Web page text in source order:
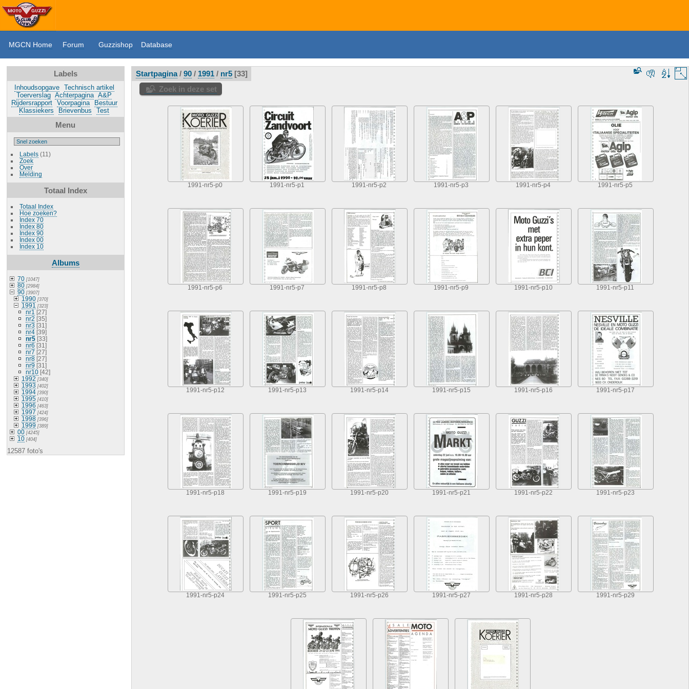
MGCN Home Forum Guzzishop Database
Labels
Inhoudsopgave
Technisch artikel
Toerverslag Achterpagina A&P
Rijdersrapport
Voorpagina
Bestuur
Klassiekers
Brievenbus Test
Menu
Labels(11)
Zoek
Over
Melding
Totaal Index
Totaal Index
Hoe zoeken?
Index 70
Index 80
Index 90
Index 00
Index 10
Albums
70[1047]
80[2984]
90[3907]
1990[370]
1991 [323]
nr1 [27]
nr2 [35]
nr3 [31]
nr4[39]
nr5[33]
nr6 [31]
nr7 [27]
nr8[27]
nr9 [31]
nr10[42]
1992 [340]
1993 [402]
1994[390]
1995[410]
1996 [463]
1997 [424]
1998[396]
1999 [389]
00[4245]
10[404]
12587 foto's
Startpagina/ 90/ 1991/ nr5 33
Zoek in deze set
1991-nr5-p0 1991-nr5-p1 1991-nr5-p2 1991-nr5-p3 1991-nr5-p4 1991-nr5-p5
1991-nr5-p6 1991-nr5-p7 1991-nr5-p8 1991-nr5-p9 1991-nr5-p10 1991-nr5-p11
1991-nr5-p12 1991-nr5-p13 1991-nr5-p14 1991-nr5-p15 1991-nr5-p16 1991-nr5-p17
1991-nr5-p18 1991-nr5-p19 1991-nr5-p20 1991-nr5-p21 1991-nr5-p22 1991-nr5-p23
1991-nr5-p24 1991-nr5-p25 1991-nr5-p26 1991-nr5-p27 1991-nr5-p28 1991-nr5-p29